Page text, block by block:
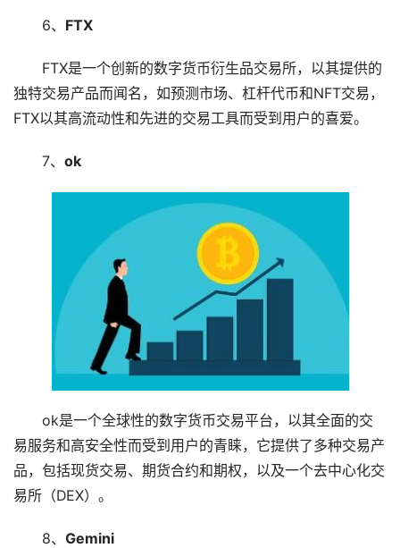
6、 FTX
FTX是一个创新的数字货币衍生品交易所，以其提供的
独特交易产品而闻名，如预测市场、杠杆代币和NFT交易，
FTX以其高流动性和先进的交易工具而受到用户的喜爱。
7、 ok
ok是一个全球性的数字货币交易平台，以其全面的交
易服务和高安全性而受到用户的青睐，它提供了多种交易产
品，包括现货交易、期货合约和期权，以及一个去中心化交
易所（DEX）。
8、 Gemini